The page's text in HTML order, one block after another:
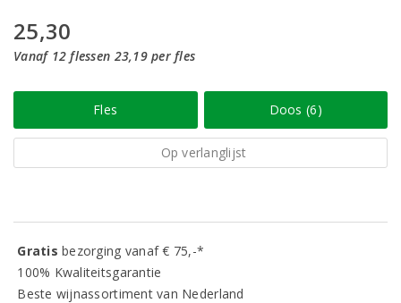
25,30
Vanaf 12 flessen 23,19 per fles
Fles Doos (6)
Op verlanglijst
Gratisbezorging vanaf € 75,-*
100% Kwaliteitsgarantie
Beste wijnassortiment van Nederland